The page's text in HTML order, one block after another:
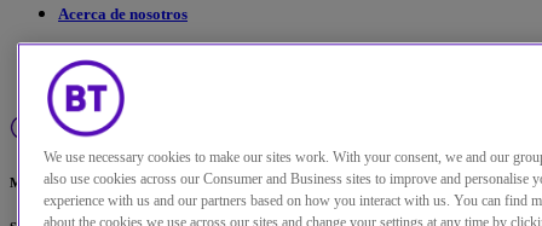
Acerca de nosotros
My Account
Menu
We use necessary cookies to make our sites work. With your consent, we and our
also use cookies across our Consumer and Business sites to improve and personalise
experience with us and our partners based on how you interact with us. You can find